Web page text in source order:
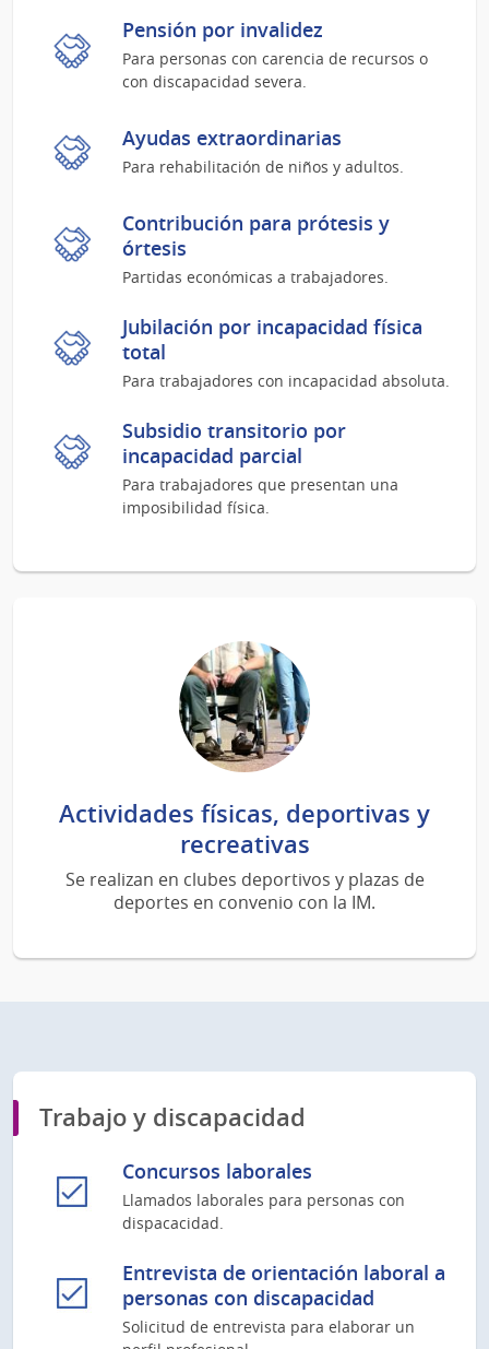
Pensión por invalidez
Para personas con carencia de recursos o
con discapacidad severa.
Ayudas extraordinarias
Para rehabilitación de niños y adultos.
Contribución para prótesis y
órtesis
Partidas económicas a trabajadores.
Jubilación por incapacidad física
total
Para trabajadores con incapacidad absoluta.
Subsidio transitorio por
incapacidad parcial
Para trabajadores que presentan una
imposibilidad física.
Actividades físicas, deportivas y
recreativas
Se realizan en clubes deportivos y plazas de
deportes en convenio con la IM.
Trabajo y discapacidad
Concursos laborales
Llamados laborales para personas con
dispacacidad.
Entrevista de orientación laboral a
personas con discapacidad
Solicitud de entrevista para elaborar un